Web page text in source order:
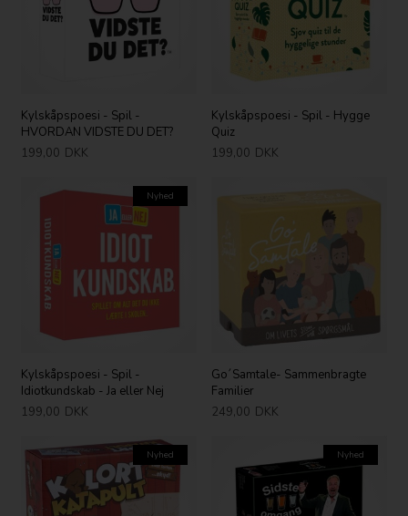
Kylskåpspoesi - Spil -
HVORDAN VIDSTE DU DET?
199,00 DKK
Kylskåpspoesi - Spil - Hygge
Quiz
199,00 DKK
Nyhed
Kylskåpspoesi - Spil -
Idiotkundskab - Ja eller Nej
199,00 DKK
Go´Samtale- Sammenbragte
Familier
249,00 DKK
Nyhed Nyhed